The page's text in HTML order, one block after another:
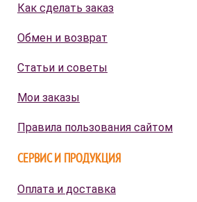
Как сделать заказ
Обмен и возврат
Статьи и советы
Мои заказы
Правила пользования сайтом
СЕРВИС И ПРОДУКЦИЯ
Оплата и доставка